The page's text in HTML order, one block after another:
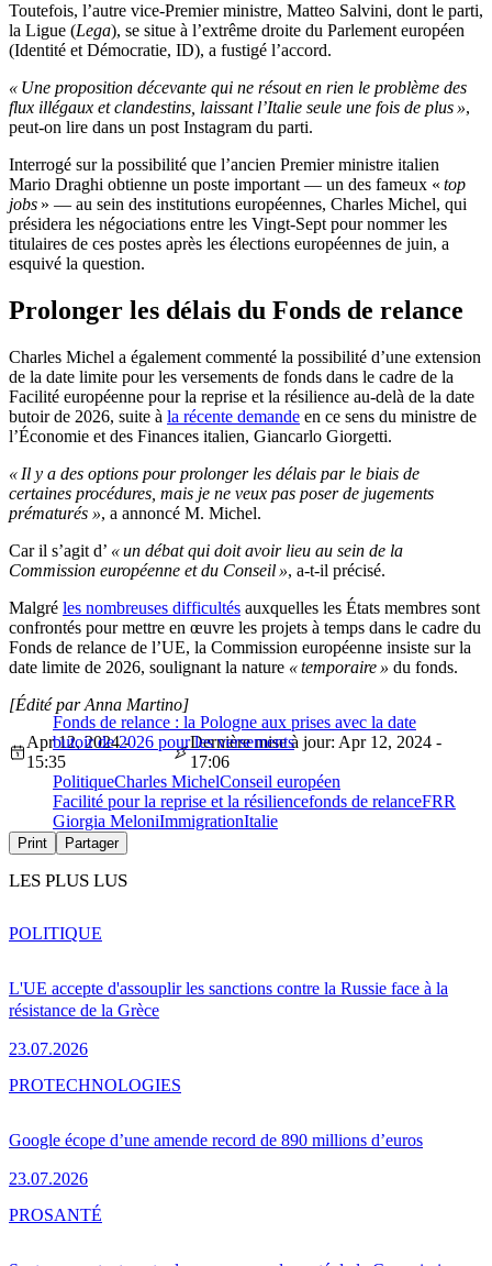
Toutefois, l’autre vice-Premier ministre, Matteo Salvini, dont le parti,
la Ligue (Lega), se situe à l’extrême droite du Parlement européen
(Identité et Démocratie, ID), a fustigé l’accord.
« Une proposition décevante qui ne résout en rien le problème des
flux illégaux et clandestins, laissant l’Italie seule une fois de plus »,
peut-on lire dans un post Instagram du parti.
Interrogé sur la possibilité que l’ancien Premier ministre italien
Mario Draghi obtienne un poste important — un des fameux « top
jobs » — au sein des institutions européennes, Charles Michel, qui
présidera les négociations entre les Vingt-Sept pour nommer les
titulaires de ces postes après les élections européennes de juin, a
esquivé la question.
Prolonger les délais du Fonds de relance
Charles Michel a également commenté la possibilité d’une extension
de la date limite pour les versements de fonds dans le cadre de la
Facilité européenne pour la reprise et la résilience au-delà de la date
butoir de 2026, suite à la récente demande en ce sens du ministre de
l’Économie et des Finances italien, Giancarlo Giorgetti.
« Il y a des options pour prolonger les délais par le biais de
certaines procédures, mais je ne veux pas poser de jugements
prématurés », a annoncé M. Michel.
Car il s’agit d’ « un débat qui doit avoir lieu au sein de la
Commission européenne et du Conseil », a-t-il précisé.
Malgré les nombreuses difficultés auxquelles les États membres sont
confrontés pour mettre en œuvre les projets à temps dans le cadre du
Fonds de relance de l’UE, la Commission européenne insiste sur la
date limite de 2026, soulignant la nature « temporaire » du fonds.
Fonds de relance : la Pologne aux prises avec la date
butoir de 2026 pour les versements
[Édité par Anna Martino]
Apr 12, 2024 -
15:35
Dernière mise à jour: Apr 12, 2024 -
17:06
PolitiqueCharles MichelConseil européen
Facilité pour la reprise et la résiliencefonds de relanceFRR
Giorgia MeloniImmigrationItalie
Print Partager
LES PLUS LUS
L'UE accepte d'assouplir les sanctions contre la Russie face à la
résistance de la Grèce
23.07.2026
POLITIQUE
Google écope d’une amende record de 890 millions d’euros
23.07.2026
PROTECHNOLOGIES
PROSANTÉ